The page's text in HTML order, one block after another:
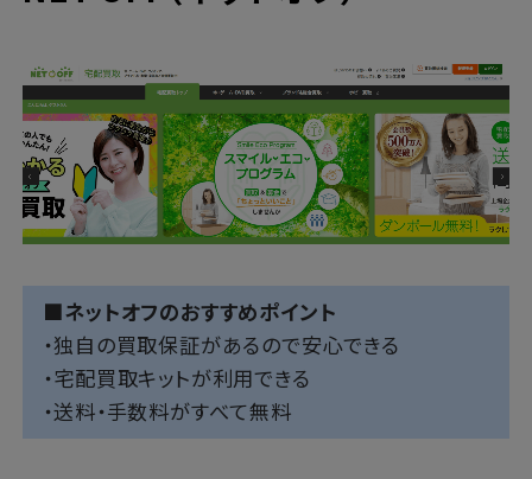
■ネットオフのおすすめポイント
・独自の買取保証があるので安心できる
・宅配買取キットが利用できる
・送料・手数料がすべて無料